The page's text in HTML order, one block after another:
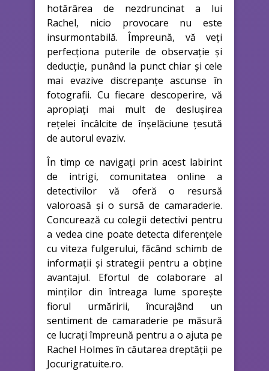
hotărârea de nezdruncinat a lui
Rachel, nicio provocare nu este
insurmontabilă. Împreună, vă veți
perfecționa puterile de observație și
deducție, punând la punct chiar și cele
mai evazive discrepanțe ascunse în
fotografii. Cu fiecare descoperire, vă
apropiați mai mult de deslușirea
rețelei încâlcite de înșelăciune țesută
de autorul evaziv.
În timp ce navigați prin acest labirint
de intrigi, comunitatea online a
detectivilor vă oferă o resursă
valoroasă și o sursă de camaraderie.
Concurează cu colegii detectivi pentru
a vedea cine poate detecta diferențele
cu viteza fulgerului, făcând schimb de
informații și strategii pentru a obține
avantajul. Efortul de colaborare al
minților din întreaga lume sporește
fiorul urmăririi, încurajând un
sentiment de camaraderie pe măsură
ce lucrați împreună pentru a o ajuta pe
Rachel Holmes în căutarea dreptății pe
Jocurigratuite.ro.